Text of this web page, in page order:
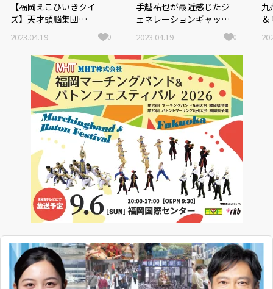
【福岡えこひいきクイ
ズ】天才頭脳集団
「QuizKnock」×福岡タ
レントチーム
2023.04.19 0
手越祐也が最近感じたジ
ェネレーションギャップ
など違和感を覚える常識
を語る
2023.04.19 0
九